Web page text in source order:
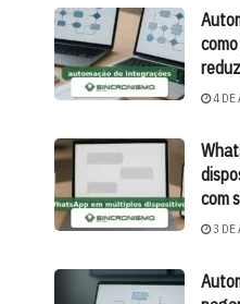
4 DE
com
3 DE